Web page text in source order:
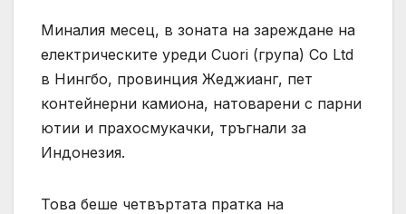
Миналия месец, в зоната на зареждане на
електрическите уреди Cuori (група) Co Ltd
в Нингбо, провинция Жеджианг, пет
контейнерни камиона, натоварени с парни
ютии и прахосмукачки, тръгнали за
Индонезия.
Това беше четвъртата пратка на